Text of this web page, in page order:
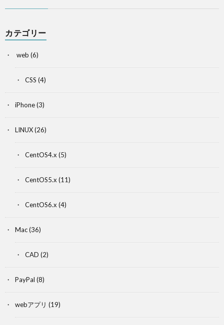
カテゴリー
web (6)
CSS (4)
iPhone(3)
LINUX(26)
CentOS4.x (5)
CentOS5.x (11)
CentOS6.x (4)
Mac(36)
CAD (2)
PayPal (8)
webアプリ (19)